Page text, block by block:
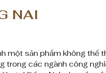
NAI
một sản phẩm không thể
trong các ngành công